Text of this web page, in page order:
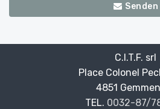
Senden
C.I.T.F. srl
—
Place Colonel
—
4851
TEL. 0032-87/